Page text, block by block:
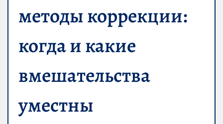
методы коррекции:
когда и какие
вмешательства
уместны